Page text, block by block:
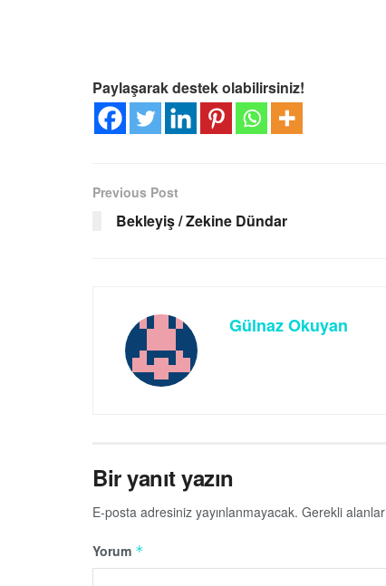
Paylaşarak destek olabilirsiniz!
Previous Post
Bekleyiş / Zekine Dündar
Gülnaz Okuyan
Bir yanıt yazın
E-posta adresiniz yayınlanmayacak. Gerekli alanlar
Yorum *